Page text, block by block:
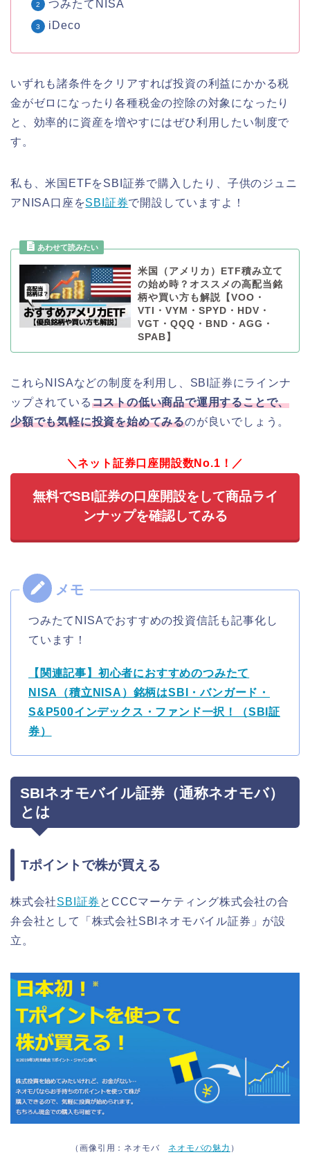
つみたてNISA
iDeco
いずれも諸条件をクリアすれば投資の利益にかかる税
金がゼロになったり各種税金の控除の対象になったり
と、効率的に資産を増やすにはぜひ利用したい制度で
す。
私も、米国ETFをSBI証券で購入したり、子供のジュニ
アNISA口座をSBI証券で開設していますよ！
米国（アメリカ）ETF積み立て
の始め時？オススメの高配当銘
柄や買い方も解説【VOO・
VTI・VYM・SPYD・HDV・
VGT・QQQ・BND・AGG・
SPAB】
これらNISAなどの制度を利用し、SBI証券にラインナ
ップされているコストの低い商品で運用することで、
少額でも気軽に投資を始めてみるのが良いでしょう。
＼ネット証券口座開設数No.1！／
無料でSBI証券の口座開設をして商品ライ
ンナップを確認してみる
つみたてNISAでおすすめの投資信託も記事化し
ています！
【関連記事】初心者におすすめのつみたて
NISA（積立NISA）銘柄はSBI・バンガード・
S&P500インデックス・ファンド一択！（SBI証
券）
SBIネオモバイル証券（通称ネオモバ）
とは
Tポイントで株が買える
株式会社SBI証券 とCCCマーケティング株式会社の合
弁会社として「株式会社SBIネオモバイル証券」が設
立。
（画像引用：ネオモバ ネオモバの魅力 ）